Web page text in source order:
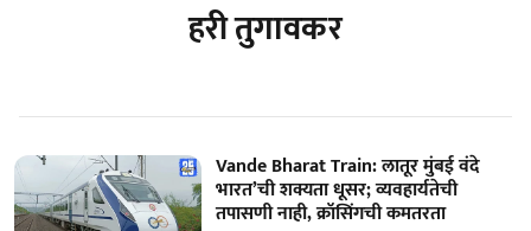
हरी तुगावकर
Vande Bharat Train: लातूर मुंबई वंदे
भारत’ची शक्यता धूसर; व्यवहार्यतेची
तपासणी नाही, क्रॉसिंगची कमतरता